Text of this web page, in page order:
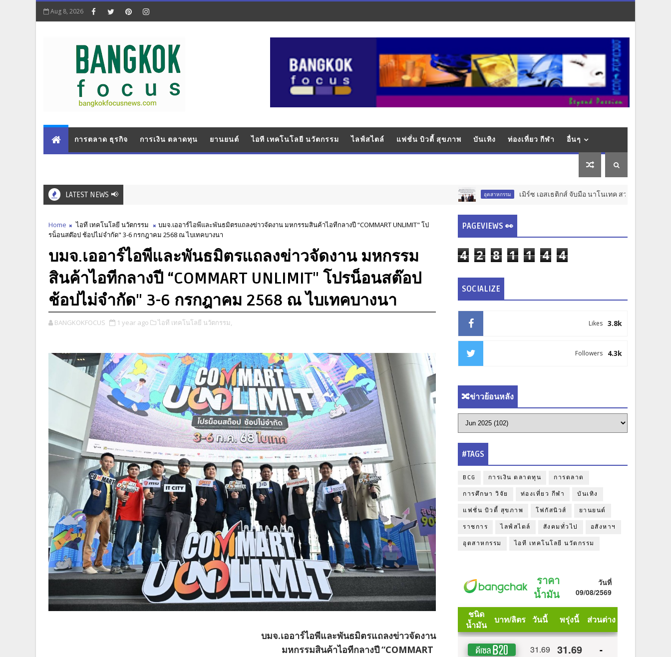
Aug 8, 2026
การตลาด ธุรกิจ การเงิน ตลาดทุน ยานยนต์ ไอที เทคโนโลยี นวัตกรรม ไลฟ์สไตล์ แฟชั่น บิวตี้ สุขภาพ บันเทิง ท่องเที่ยว กีฬา อื่นๆ
LATEST NEWS 📢 อุตสาหกรรม เมิร์ซ เอสเธติกส์ จับมือ นาโนเทค สวทช. วางรากฐาน
Home ไอที เทคโนโลยี นวัตกรรม
บมจ.เออาร์ไอพีและพันธมิตรแถลงข่าวจัดงาน มหกรรมสินค้าไอทีกลางปี “COMMART UNLIMIT" โป
รน็อนสต๊อป ช้อปไม่จำกัด" 3-6 กรกฎาคม 2568 ณ ไบเทคบางนา
บมจ.เออาร์ไอพีและพันธมิตรแถลงข่าวจัดงาน มหกรรม
สินค้าไอทีกลางปี “COMMART UNLIMIT" โปรน็อนสต๊อป
ช้อปไม่จำกัด" 3-6 กรกฎาคม 2568 ณ ไบเทคบางนา
BANGKOKFOCUS 1 year ago ไอที เทคโนโลยี นวัตกรรม,
บมจ.เออาร์ไอพีและพันธมิตรแถลงข่าวจัดงาน
มหกรรมสินค้าไอทีกลางปี“COMMART
PAGEVIEWS 👀
4 2 8 1 1 4 4
SOCIALIZE
3.8k
Likes
4.3k
Followers
🔀ข่าวย้อนหลัง
#TAGS
BCG การเงิน ตลาดทุน การตลาด
การศึกษา วิจัย ท่องเที่ยว กีฬา บันเทิง
แฟชั่น บิวตี้ สุขภาพ โฟกัสนิวส์ ยานยนต์
ราชการ ไลฟ์สไตล์ สังคมทั่วไป อสังหาฯ
อุตสาหกรรม ไอที เทคโนโลยี นวัตกรรม